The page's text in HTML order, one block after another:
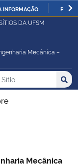
INFORMAÇÃO
DA UFSM
Mecânica –
no Sítio
Mecânica